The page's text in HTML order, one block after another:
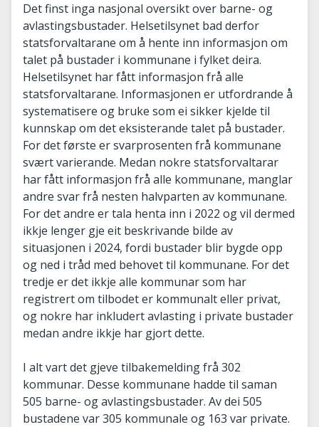
Det finst inga nasjonal oversikt over barne- og
avlastingsbustader. Helsetilsynet bad derfor
statsforvaltarane om å hente inn informasjon om
talet på bustader i kommunane i fylket deira.
Helsetilsynet har fått informasjon frå alle
statsforvaltarane. Informasjonen er utfordrande å
systematisere og bruke som ei sikker kjelde til
kunnskap om det eksisterande talet på bustader.
For det første er svarprosenten frå kommunane
svært varierande. Medan nokre statsforvaltarar
har fått informasjon frå alle kommunane, manglar
andre svar frå nesten halvparten av kommunane.
For det andre er tala henta inn i 2022 og vil dermed
ikkje lenger gje eit beskrivande bilde av
situasjonen i 2024, fordi bustader blir bygde opp
og ned i tråd med behovet til kommunane. For det
tredje er det ikkje alle kommunar som har
registrert om tilbodet er kommunalt eller privat,
og nokre har inkludert avlasting i private bustader
medan andre ikkje har gjort dette.
I alt vart det gjeve tilbakemelding frå 302
kommunar. Desse kommunane hadde til saman
505 barne- og avlastingsbustader. Av dei 505
bustadene var 305 kommunale og 163 var private.